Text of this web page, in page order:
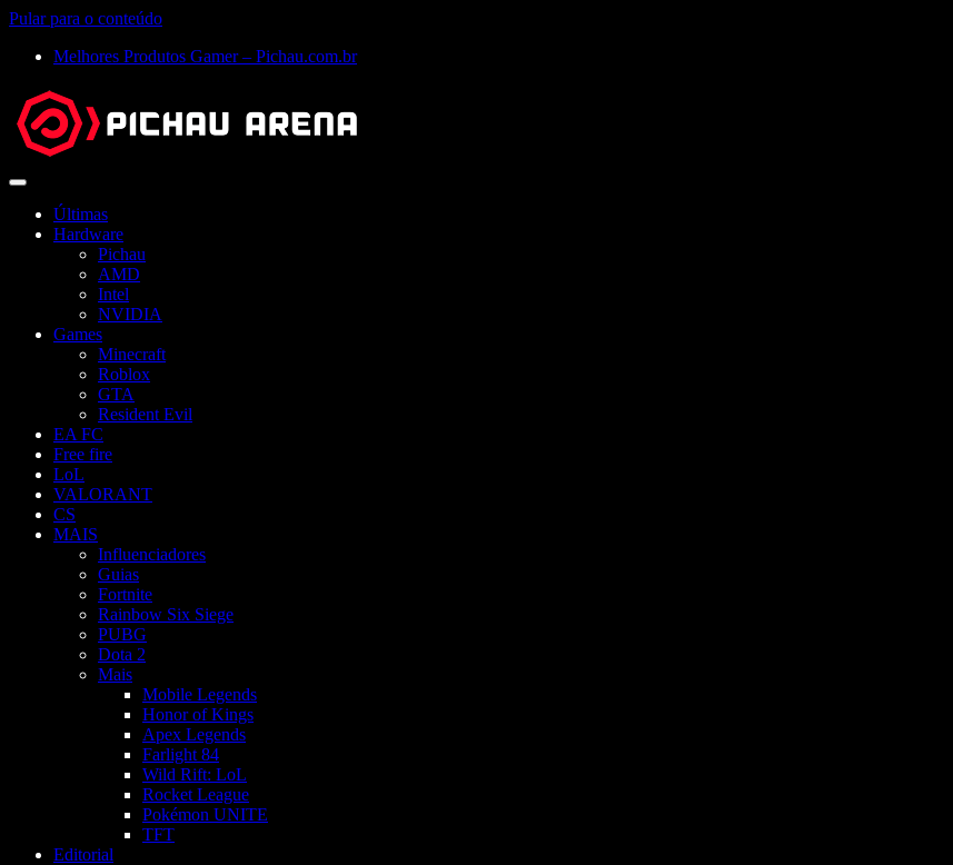
Pular para o conteúdo
Melhores Produtos Gamer – Pichau.com.br
Abrir
Últimas
Hardware
Pichau
AMD
Intel
NVIDIA
Games
Minecraft
Roblox
GTA
Resident Evil
EA FC
Free fire
LoL
VALORANT
CS
MAIS
Influenciadores
Guias
Fortnite
Rainbow Six Siege
PUBG
Dota 2
Mais
Mobile Legends
Honor of Kings
Apex Legends
Farlight 84
Wild Rift: LoL
Rocket League
Pokémon UNITE
TFT
Editorial